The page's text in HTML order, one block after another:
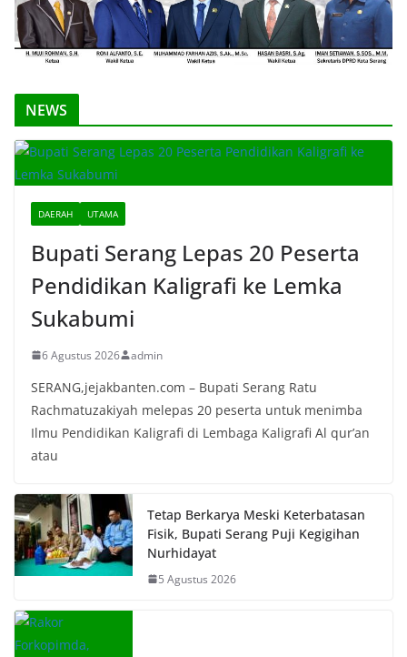
NEWS
DAERAH UTAMA
Bupati Serang Lepas 20 Peserta
Pendidikan Kaligrafi ke Lemka
Sukabumi
6 Agustus 2026 admin
SERANG,jejakbanten.com – Bupati Serang Ratu
Rachmatuzakiyah melepas 20 peserta untuk menimba
Ilmu Pendidikan Kaligrafi di Lembaga Kaligrafi Al qur’an
atau
Tetap Berkarya Meski Keterbatasan
Fisik, Bupati Serang Puji Kegigihan
Nurhidayat
5 Agustus 2026